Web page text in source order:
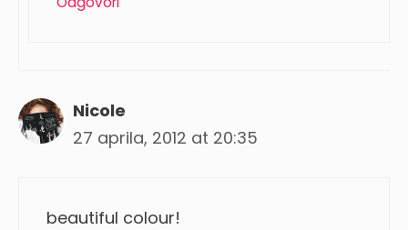
Nicole
27 aprila, 2012 at 20:35
beautiful colour!